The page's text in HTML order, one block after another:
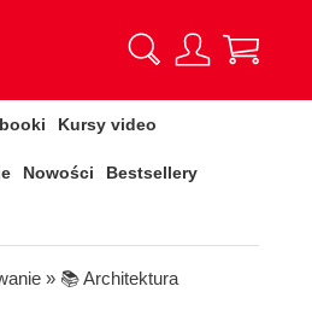
Kursy video
Nowości Bestsellery
» 📚 Architektura